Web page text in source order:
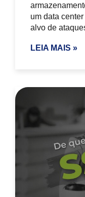
um data
alvo de
LEIA MAIS »